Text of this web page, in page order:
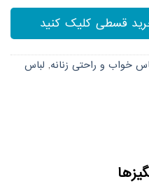
قسطی کلیک کنید
خواب و راحتی زنانه, لباس